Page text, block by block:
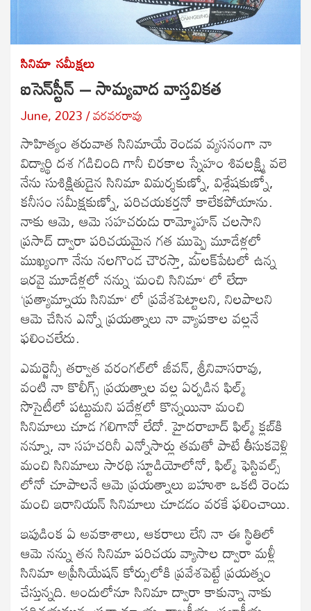
సినిమా సమీక్షలు
ఐసెన్‌స్టీన్ – సామ్యవాద వాస్తవికత
June, 2023 వరవరరావు
సాహిత్యం తరువాత సినిమాయే రెండవ వ్యసనంగా నా
విద్యార్థి దశ గడిచింది గానీ చిరకాల స్నేహం శివలక్ష్మి వలె
నేను సుశిక్షితుడైన సినిమా విమర్శకుణ్నో, విశ్లేషకుణ్నో,
కనీసం సమీక్షకుణ్నో, పరిచయకర్తనో కాలేకపోయాను.
నాకు ఆమె, ఆమె సహచరుడు రామ్మోహన్‍ చలసాని
ప్రసాద్‍ ద్వారా పరిచయమైన గత ముప్పై మూడేళ్లలో
ముఖ్యంగా నేను నలగొండ చౌరస్తా, మలక్‍పేటలో ఉన్న
ఇరవై మూడేళ్లలో నన్ను ‘మంచి సినిమా‘ లో లేదా
‘ప్రత్యామ్నాయ సినిమా‘ లో ప్రవేశపెట్టాలని, నిలపాలని
ఆమె చేసిన ఎన్నో ప్రయత్నాలు నా వ్యాపకాల వల్లనే
ఫలించలేదు.
ఎమర్జెన్సీ తర్వాత వరంగల్‍లో జీవన్‍, శ్రీనివాసరావు,
వంటి నా కొలీగ్స్ ప్రయత్నాల వల్ల ఏర్పడిన ఫిల్మ్
సొసైటీలో పట్టుమని పదేళ్లలో కొన్నయినా మంచి
సినిమాలు చూడ గలిగానో లేదో. హైదరాబాద్‍ ఫిల్మ్ క్లబ్‍కి
నన్నూ, నా సహచరినీ ఎన్నోసార్లు తమతో పాటే తీసుకవెళ్లి
మంచి సినిమాలు సారథి స్టూడియోలోనో, ఫిల్మ్ ఫెస్టివల్స్
లోనో చూపాలనే ఆమె ప్రయత్నాలు బహుశా ఒకటి రెండు
మంచి ఇరానియన్‍ సినిమాలు చూడడం వరకే ఫలించాయి.
ఇపుడింక ఏ అవకాశాలు, ఆకరాలు లేని నా ఈ స్థితిలో
ఆమె నన్ను తన సినిమా పరిచయ వ్యాసాల ద్వారా మళ్లీ
సినిమా అప్రీసియేషన్‍ కోర్సులోకి ప్రవేశపెట్టే ప్రయత్నం
చేస్తున్నది. అందులోనూ సినిమా ద్వారా కాకున్నా నాకు